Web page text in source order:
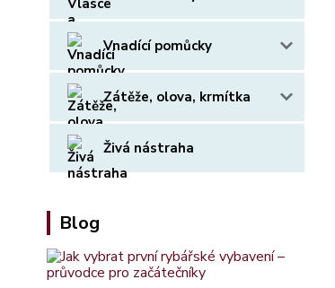
Vnadící pomůcky
Zátěže, olova, krmítka
Živá nástraha
Blog